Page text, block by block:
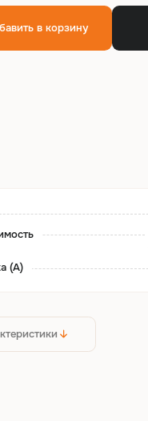
в корзину
(А)